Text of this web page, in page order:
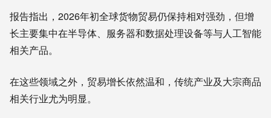
报告指出，2026年初全球货物贸易仍保持相对强劲，但增
长主要集中在半导体、服务器和数据处理设备等与人工智能
相关产品。
在这些领域之外，贸易增长依然温和，传统产业及大宗商品
相关行业尤为明显。